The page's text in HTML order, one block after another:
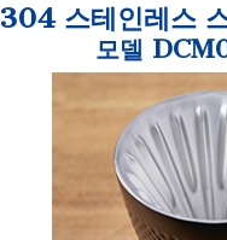
304 스테인레스
모델